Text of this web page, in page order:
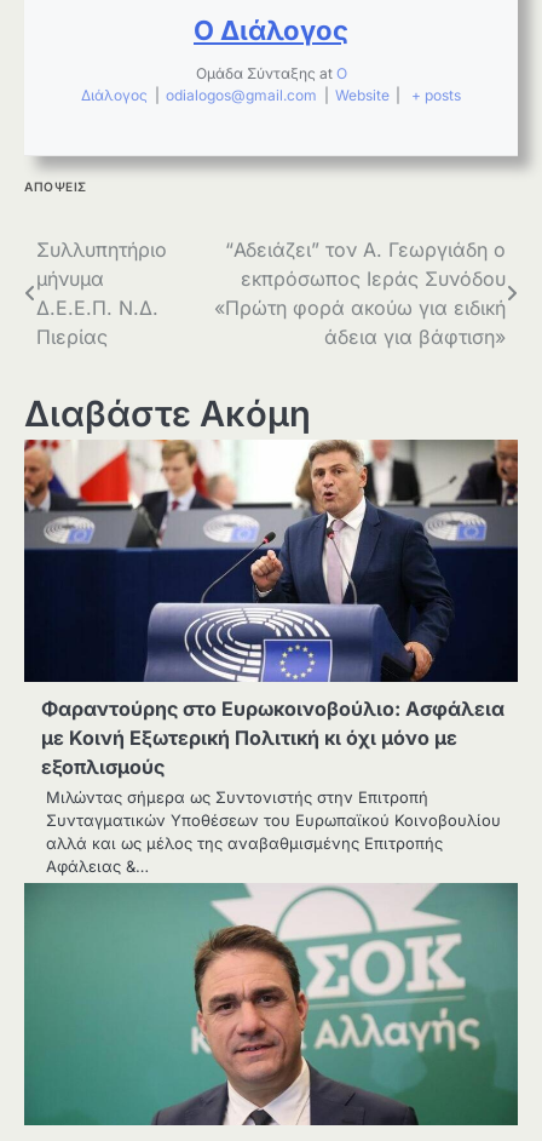
Ο Διάλογος
Ομάδα Σύνταξης at Ο
Διάλογος
odialogos@gmail.com Website + posts
ΑΠΟΨΕΙΣ
Πλοήγηση
άρθρων
Συλλυπητήριο
μήνυμα
Δ.Ε.Ε.Π. Ν.Δ.
Πιερίας
“Αδειάζει” τον Α. Γεωργιάδη ο
εκπρόσωπος Ιεράς Συνόδου
«Πρώτη φορά ακούω για ειδική
άδεια για βάφτιση»
Διαβάστε Ακόμη
Φαραντούρης στο Ευρωκοινοβούλιο: Ασφάλεια
με Κοινή Εξωτερική Πολιτική κι όχι μόνο με
εξοπλισμούς
Μιλώντας σήμερα ως Συντονιστής στην Επιτροπή
Συνταγματικών Υποθέσεων του Ευρωπαϊκού Κοινοβουλίου
αλλά και ως μέλος της αναβαθμισμένης Επιτροπής
Αφάλειας &…